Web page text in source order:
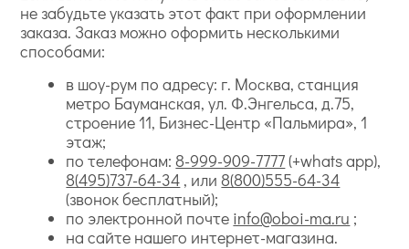
не забудьте указать этот факт при оформлении
заказа. Заказ можно оформить несколькими
способами:
в шоу-рум по адресу: г. Москва, станция
метро Бауманская, ул. Ф.Энгельса, д.75,
строение 11, Бизнес-Центр «Пальмира», 1
этаж;
по телефонам: 8-999-909-7777(+whats app),
8(495)737-64-34 , или 8(800)555-64-34
(звонок бесплатный);
по электронной почте info@oboi-ma.ru ;
на сайте нашего интернет-магазина.